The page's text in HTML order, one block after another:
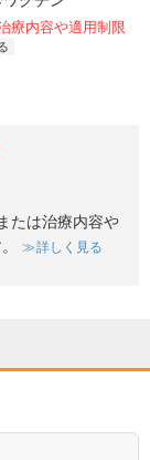
療内容や適用制限
たは治療内容や
詳しく見る